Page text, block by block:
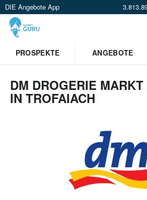
DIE Angebote App
PROSPEKTE
ANGEBOTE
DM DROGERIE
IN TROFAIACH